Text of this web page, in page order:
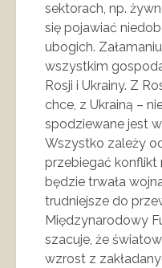
sektorach, np.
się pojawiać
ubogich.
wszystkim
Rosji i Ukrainy. Z
chce, z Ukrainą –
spodziewane jest w
Wszystko zależy
przebiegać konflikt
będzie trwała
trudniejsze do
Międzynarodowy
szacuje, że
wzrost z